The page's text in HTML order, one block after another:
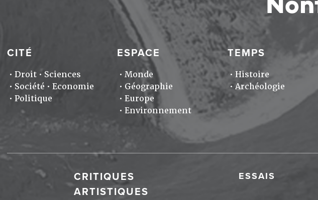
CITÉ
Droit
Sciences
Société
Economie
Politique
ESPACE
Monde
Géographie
Europe
Environnement
TEMPS
Histoire
Archéologie
CRITIQUES
ARTISTIQUES
ESSAIS